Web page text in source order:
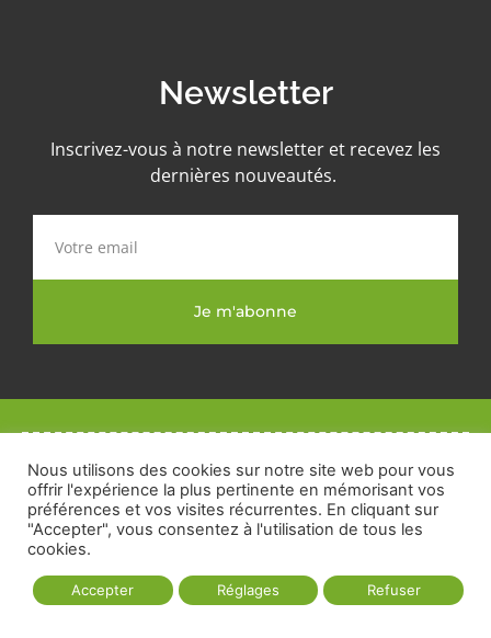
Newsletter
Inscrivez-vous à notre newsletter et recevez les
dernières nouveautés.
Je m'abonne
Trouvez votre CBD près de
chez vous
Nous utilisons des cookies sur notre site web pour vous
offrir l'expérience la plus pertinente en mémorisant vos
préférences et vos visites récurrentes. En cliquant sur
"Accepter", vous consentez à l'utilisation de tous les
cookies.
Accepter Réglages Refuser